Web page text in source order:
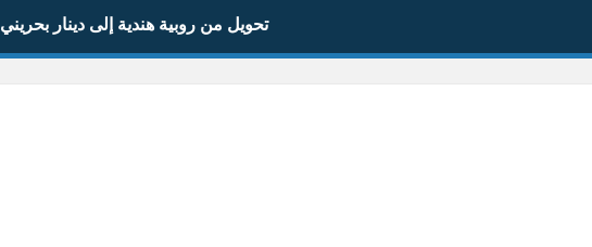
تحويل من روبية هندية إلى دينار بحريني